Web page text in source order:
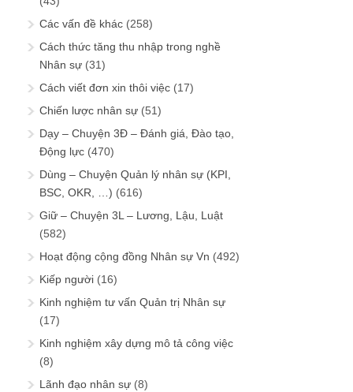
Các vấn đề khác (258)
Cách thức tăng thu nhập trong nghề
Nhân sự (31)
Cách viết đơn xin thôi việc (17)
Chiến lược nhân sự (51)
Dạy – Chuyện 3Đ – Đánh giá, Đào tạo,
Động lực (470)
Dùng – Chuyện Quản lý nhân sự (KPI,
BSC, OKR, …) (616)
Giữ – Chuyện 3L – Lương, Lậu, Luật
(582)
Hoạt động cộng đồng Nhân sự Vn (492)
Kiếp người (16)
Kinh nghiệm tư vấn Quản trị Nhân sự
(17)
Kinh nghiệm xây dựng mô tả công việc
(8)
Lãnh đạo nhân sự (8)